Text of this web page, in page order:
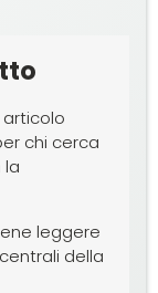
articolo
chi cerca
la
leggere
della